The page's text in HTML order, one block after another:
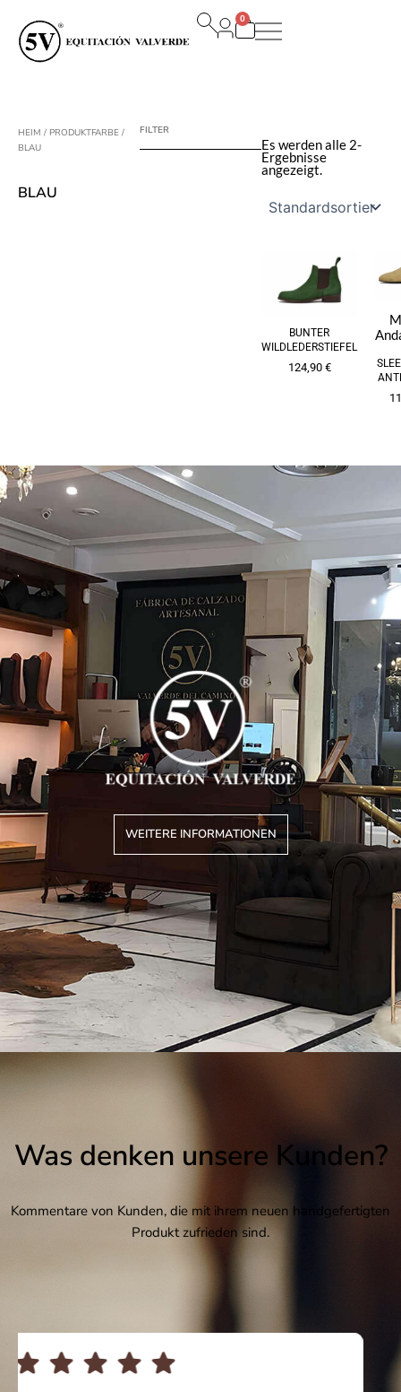
Inhalt
springen
0
Warenkorb
HEIM / PRODUKTFARBE /
BLAU
BLAU
FILTER
Es werden alle 2-
Ergebnisse
angezeigt.
BUNTER
WILDLEDERSTIEFEL
124,90 €
WEITERE INFORMATIONEN
Was denken unsere Kunden?
Kommentare von Kunden, die mit ihrem neuen handgefertigten
Produkt zufrieden sind.